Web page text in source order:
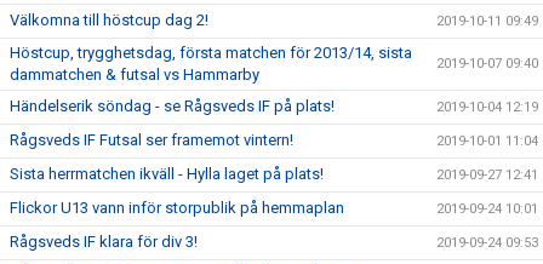
Välkomna till höstcup dag 2! 2019-10-11 09:49
Höstcup, trygghetsdag, första matchen för 2013/14, sista
dammatchen & futsal vs Hammarby
2019-10-07 09:40
Händelserik söndag - se Rågsveds IF på plats! 2019-10-04 12:19
Rågsveds IF Futsal ser framemot vintern! 2019-10-01 11:04
Sista herrmatchen ikväll - Hylla laget på plats! 2019-09-27 12:41
Flickor U13 vann inför storpublik på hemmaplan 2019-09-24 10:01
Rågsveds IF klara för div 3! 2019-09-24 09:53